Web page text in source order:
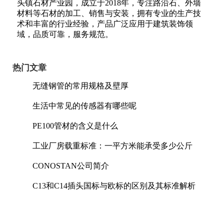
头镇石材产业园，成立于2018年，专注路沿石、外墙
材料等石材的加工、销售与安装，拥有专业的生产技
术和丰富的行业经验，产品广泛应用于建筑装饰领
域，品质可靠，服务规范。
热门文章
无缝钢管的常用规格及壁厚
生活中常见的传感器有哪些呢
PE100管材的含义是什么
工业厂房载重标准：一平方米能承受多少公斤
CONOSTAN公司简介
C13和C14插头国标与欧标的区别及其标准解析